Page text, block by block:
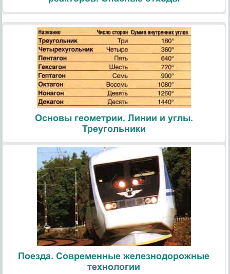
Основы геометрии. Линии и углы.
Треугольники
Поезда. Современные железнодорожные
технологии